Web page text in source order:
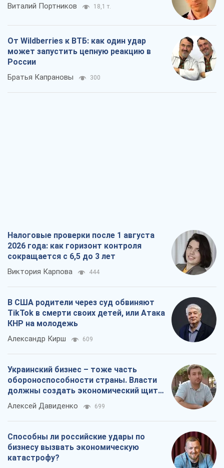
Виталий Портников 18,1 т.
От Wildberries к ВТБ: как один удар
может запустить цепную реакцию в
России
Братья Капрановы 300
Налоговые проверки после 1 августа
2026 года: как горизонт контроля
сокращается с 6,5 до 3 лет
Виктория Карпова 444
В США родители через суд обвиняют
TikTok в смерти своих детей, или Атака
КНР на молодежь
Александр Кирш 609
Украинский бизнес – тоже часть
обороноспособности страны. Власти
должны создать экономический щит
для компаний
Алексей Давиденко 699
Способны ли российские удары по
бизнесу вызвать экономическую
катастрофу?